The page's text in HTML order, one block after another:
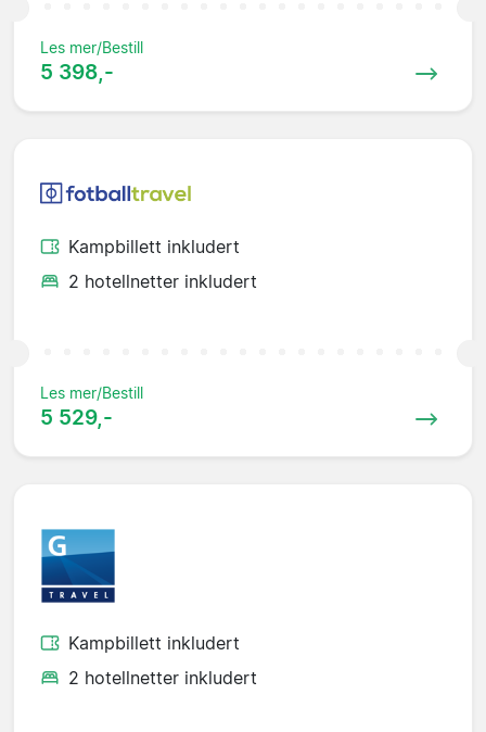
Les mer/Bestill
5 398,-
Kampbillett inkludert
2 hotellnetter inkludert
Les mer/Bestill
5 529,-
Kampbillett inkludert
2 hotellnetter inkludert